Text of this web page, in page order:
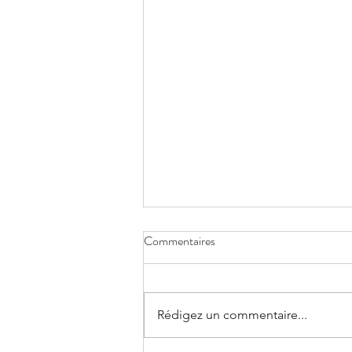
Rapport annuel 2024
Commentaires
Rédigez un commentaire...